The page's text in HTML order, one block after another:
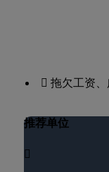
 拖欠工资
推荐单位
